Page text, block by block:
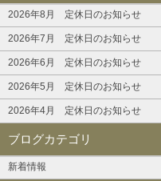
2026年8月 定休日のお知らせ
2026年7月 定休日のお知らせ
2026年6月 定休日のお知らせ
2026年5月 定休日のお知らせ
2026年4月 定休日のお知らせ
ブログカテゴリ
新着情報